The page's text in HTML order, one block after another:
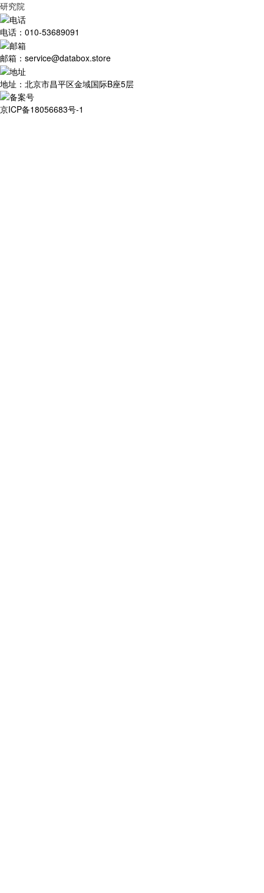
研究院
电话：010-53689091
邮箱：service@databox.store
地址：北京市昌平区金域国际B座5层
京ICP备18056683号-1